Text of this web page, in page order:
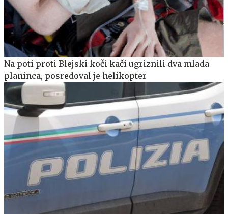
Na poti proti Blejski koči kači ugriznili dva mlada
planinca, posredoval je helikopter